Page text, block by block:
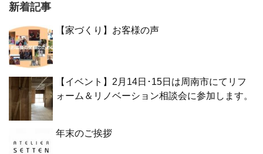
新着記事
【家づくり】お客様の声
【イベント】2月14日･15日は周南市にてリフ
ォーム＆リノベーション相談会に参加します。
年末のご挨拶